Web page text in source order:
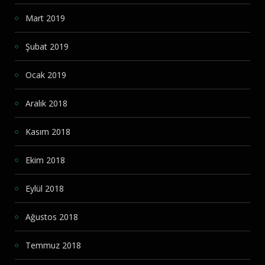
Mart 2019
Şubat 2019
Ocak 2019
Aralık 2018
Kasım 2018
Ekim 2018
Eylül 2018
Ağustos 2018
Temmuz 2018